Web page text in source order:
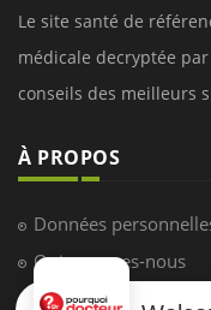
Le site santé de
médicale decryptée
conseils des meilleurs
À PROPOS
Données
Qui sommes-nous
Conditions d'utilisation